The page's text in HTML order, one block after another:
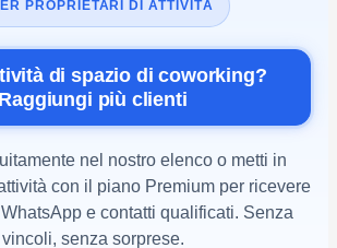
PROPRIETARI DI ATTIVITÀ
di spazio di coworking?
Raggiungi più clienti
nel nostro elenco o metti in
con il piano Premium per ricevere
e contatti qualificati. Senza
vincoli, senza sorprese.